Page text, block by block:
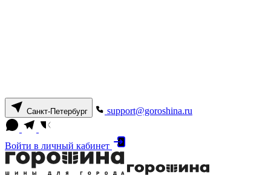
Санкт-Петербург support@goroshina.ru
Войти в личный кабинет